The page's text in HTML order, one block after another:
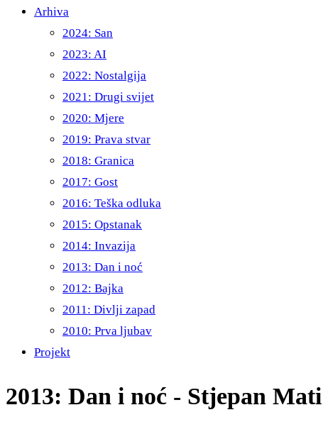
Arhiva
2024: San
2023: AI
2022: Nostalgija
2021: Drugi svijet
2020: Mjere
2019: Prava stvar
2018: Granica
2017: Gost
2016: Teška odluka
2015: Opstanak
2014: Invazija
2013: Dan i noć
2012: Bajka
2011: Divlji zapad
2010: Prva ljubav
Projekt
2013: Dan i noć - Stjepan Mati